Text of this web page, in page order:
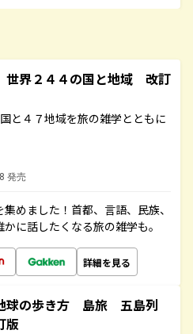
界２４４の国と地域 改訂
と４７地域を旅の雑学とともに
発売
めました！首都、言語、民族、
に話したくなる旅の雑学も。
詳細を見る
球の歩き方 島旅 五島列
版